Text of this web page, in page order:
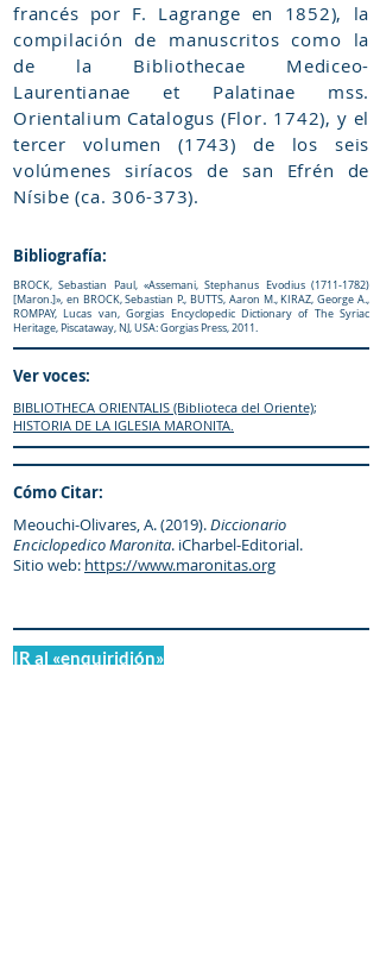
francés por F. Lagrange en 1852), la
compilación de manuscritos como la
de la Bibliothecae Mediceo-
Laurentianae et Palatinae mss.
Orientalium Catalogus (Flor. 1742), y el
tercer volumen (1743) de los seis
volúmenes siríacos de san Efrén de
Nísibe (ca. 306-373).
Bibliografía:
BROCK, Sebastian Paul, «Assemani, Stephanus Evodius (1711-1782)
[Maron.]», en BROCK, Sebastian P., BUTTS, Aaron M., KIRAZ, George A.,
ROMPAY, Lucas van, Gorgias Encyclopedic Dictionary of The Syriac
Heritage, Piscataway, NJ, USA: Gorgias Press, 2011.
Ver voces:
BIBLIOTHECA ORIENTALIS (Biblioteca del Oriente);
HISTORIA DE LA IGLESIA MARONITA.
Cómo Citar:
Meouchi-Olivares, A. (2019).Diccionario
Enciclopedico Maronita. iCharbel-Editorial.
Sitio web: https://www.maronitas.org
IR al «enquiridión»